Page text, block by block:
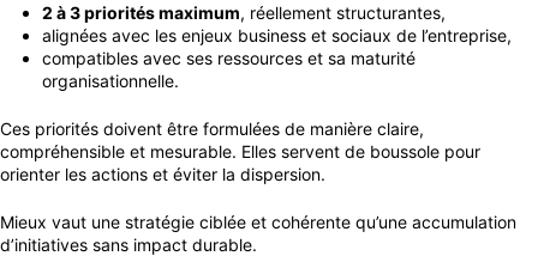
2 à 3 priorités maximum, réellement structurantes,
alignées avec les enjeux business et sociaux de l’entreprise,
compatibles avec ses ressources et sa maturité
organisationnelle.
Ces priorités doivent être formulées de manière claire,
compréhensible et mesurable. Elles servent de boussole pour
orienter les actions et éviter la dispersion.
Mieux vaut une stratégie ciblée et cohérente qu’une accumulation
d’initiatives sans impact durable.